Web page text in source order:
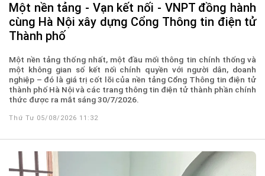
Một nền tảng - Vạn kết nối - VNPT đồng hành
cùng Hà Nội xây dựng Cổng Thông tin điện tử
Thành phố
Một nền tảng thống nhất, một đầu mối thông tin chính thống và
một không gian số kết nối chính quyền với người dân, doanh
nghiệp – đó là giá trị cốt lõi của nền tảng Cổng Thông tin điện tử
thành phố Hà Nội và các trang thông tin điện tử thành phần chính
thức được ra mắt sáng 30/7/2026.
Thứ Tư 05/08/2026 11:32